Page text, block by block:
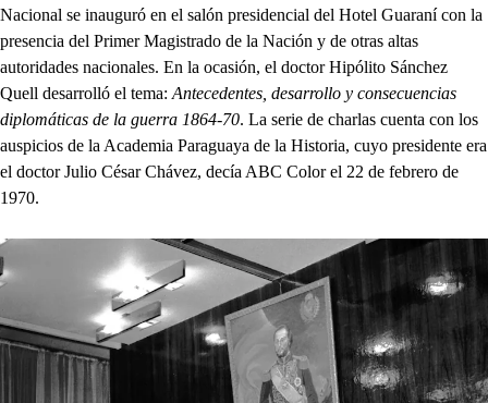
Nacional se inauguró en el salón presidencial del Hotel Guaraní con la
presencia del Primer Magistrado de la Nación y de otras altas
autoridades nacionales. En la ocasión, el doctor Hipólito Sánchez
Quell desarrolló el tema: Antecedentes, desarrollo y consecuencias
diplomáticas de la guerra 1864-70. La serie de charlas cuenta con los
auspicios de la Academia Paraguaya de la Historia, cuyo presidente era
el doctor Julio César Chávez, decía ABC Color el 22 de febrero de
1970.